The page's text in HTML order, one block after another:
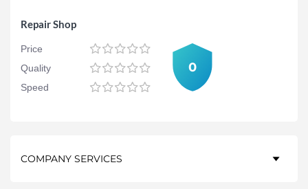
Repair Shop
Price
Quality
Speed
0
COMPANY SERVICES